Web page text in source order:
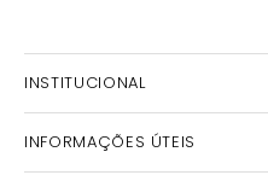
INSTITUCIONAL
INFORMAÇÕES ÚTEIS